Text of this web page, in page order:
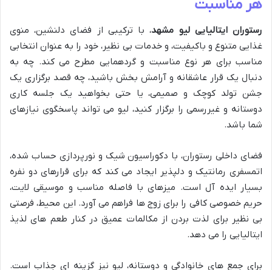
هر مناسبت
رستوران ایتالیایی لیو مشهد، با ترکیبی از فضای دلنشین، منوی
غذایی متنوع و باکیفیت، و خدمات بی نظیر، خود را به عنوان انتخابی
مناسب برای هر نوع مناسبت و گردهمایی مطرح می کند. چه به
دنبال یک قرار عاشقانه و آرامش بخش باشید، چه قصد برگزاری یک
جشن تولد کوچک و صمیمی، یا حتی بخواهید یک جلسه کاری
دوستانه و غیررسمی را برگزار کنید، لیو می تواند پاسخگوی نیازهای
شما باشد.
فضای داخلی رستوران، با دکوراسیون شیک و نورپردازی حساب شده،
اتمسفری رمانتیک و دلپذیر ایجاد می کند که برای قرارهای دو نفره
بسیار ایده آل است. میزهای با فاصله مناسب و موسیقی لایت،
حریم خصوصی کافی را برای زوج ها فراهم می آورد. این محیط، فرصتی
بی نظیر برای لذت بردن از مکالمات عمیق در کنار طعم های لذیذ
ایتالیایی را می دهد.
برای جمع های خانوادگی و دوستانه، لیو نیز گزینه ای جذاب است.